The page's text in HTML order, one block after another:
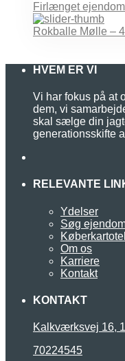
Firlænget
Rokballe Mølle –
HVEM ER VI
Vi har fokus på at
dem, vi
skal sælge din
generationsskifte
RELEVANTE
Ydelser
Søg
Om os
Karriere
Kontakt
KONTAKT
Kalkværksvej 16,
70224545